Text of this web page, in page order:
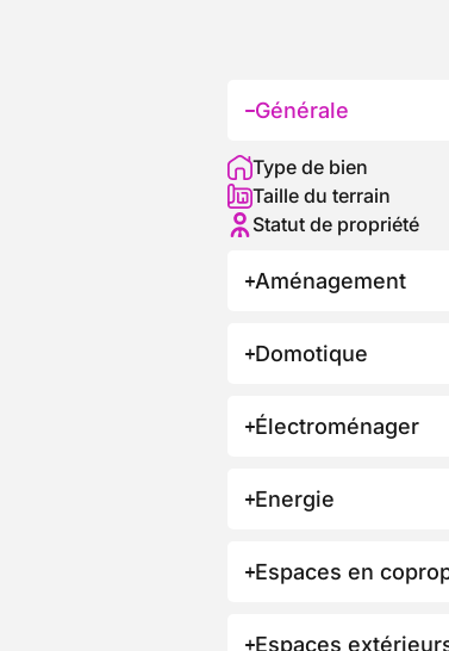
Générale
Type de bien
Taille du terrain
Statut de propriété
Aménagement
Domotique
Électroménager
Energie
Espaces en
Espaces